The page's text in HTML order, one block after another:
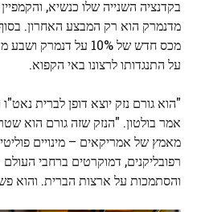
בקדנציה השנייה שלו כנשיא,
מדנמרק הוא רק המבצע האחרון.
מכס חדש של 10% על
על התנגדותו לרצונו באי הקפוא.
"הוא גורם נזק יוצא דופן לברית
אמר בולטון. "הנזק שזה גורם הוא
מאמץ של אמריקאים – מינויים
רפובליקנים, דמוקרטים ברחבי
והסתמכות על ארצות הברית. והוא